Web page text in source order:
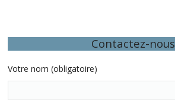
Contactez-nous
Votre nom (obligatoire)